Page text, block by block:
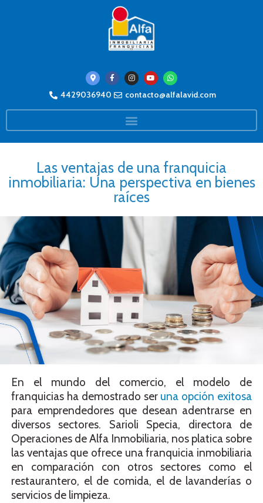
4429036940 contacto@alfalavid.com
Las ventajas de una franquicia
inmobiliaria: Una perspectiva en bienes
raíces
En el mundo del comercio, el modelo de
franquicias ha demostrado ser una opción exitosa
para emprendedores que desean adentrarse en
diversos sectores. Sarioli Specia, directora de
Operaciones de Alfa Inmobiliaria, nos platica sobre
las ventajas que ofrece una franquicia inmobiliaria
en comparación con otros sectores como el
restaurantero, el de comida, el de lavanderías o
servicios de limpieza.